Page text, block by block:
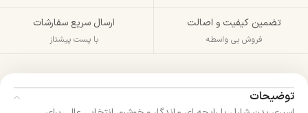
تضمین کیفیت و اصالت
فروش بی واسطه
ارسال سریع سفارشات
با پست پیشتاز
توضیحات